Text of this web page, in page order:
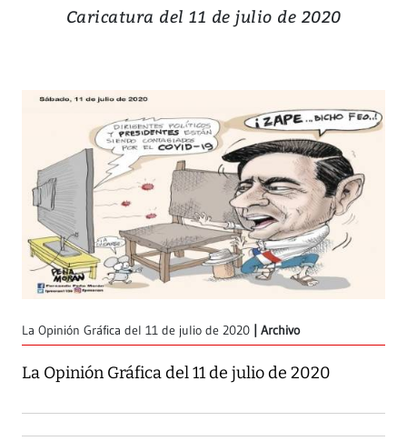
Caricatura del 11 de julio de 2020
La Opinión Gráfica del 11 de julio de 2020 Archivo
La Opinión Gráfica del 11 de julio de 2020